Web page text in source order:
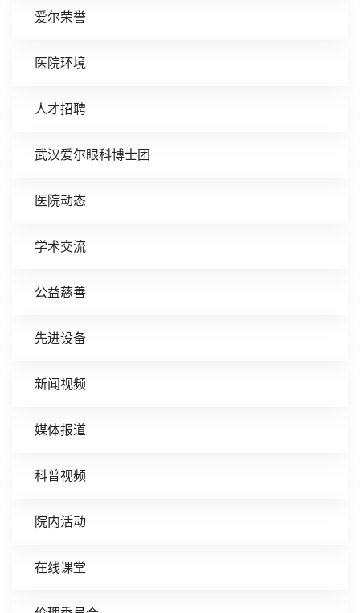
爱尔荣誉
医院环境
人才招聘
武汉爱尔眼科博士团
医院动态
学术交流
公益慈善
先进设备
新闻视频
媒体报道
科普视频
院内活动
在线课堂